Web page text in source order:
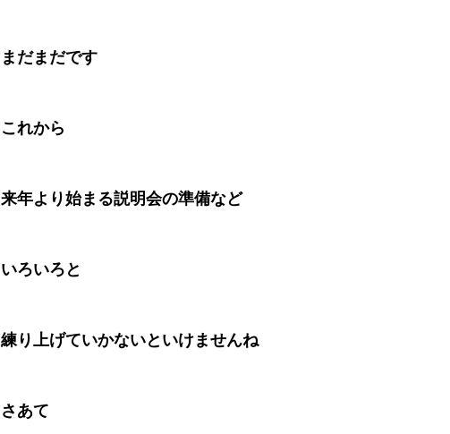
まだまだです
これから
来年より始まる説明会の準備など
いろいろと
練り上げていかないといけませんね
さあて